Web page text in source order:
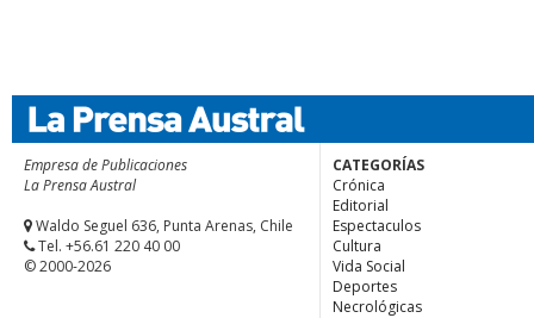
Empresa de Publicaciones
La Prensa Austral
Waldo Seguel 636, Punta Arenas, Chile
Tel. +56.61 220 40 00
© 2000-2026
CATEGORÍAS
Crónica
Editorial
Espectaculos
Cultura
Vida Social
Deportes
Necrológicas